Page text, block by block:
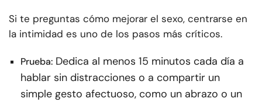
Si te preguntas cómo mejorar el sexo, centrarse en
la intimidad es uno de los pasos más críticos.
Prueba: Dedica al menos 15 minutos cada día a
hablar sin distracciones o a compartir un
simple gesto afectuoso, como un abrazo o un